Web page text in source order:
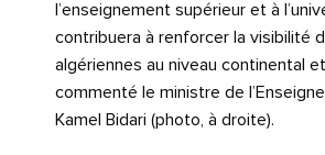
l’enseignement supérieur et à
contribuera à renforcer la visibilité
algériennes au niveau continental
commenté le ministre de
Kamel Bidari (photo, à droite).